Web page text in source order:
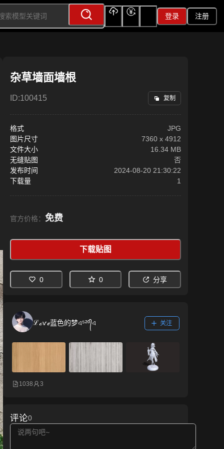
登录 注册
杂草墙面墙根
ID:100415 复制
格式
JPG
图片尺寸
7360 x 4912
文件大小
16.34 MB
无缝贴图
否
发布时间
2024-08-20 21:30:22
下载量
1
官方价格： 免费
下载贴图
0 0 分享
ℒℴѵℯ蓝色的梦এ⁵²º᭄এ 关注
1038 3
评论0